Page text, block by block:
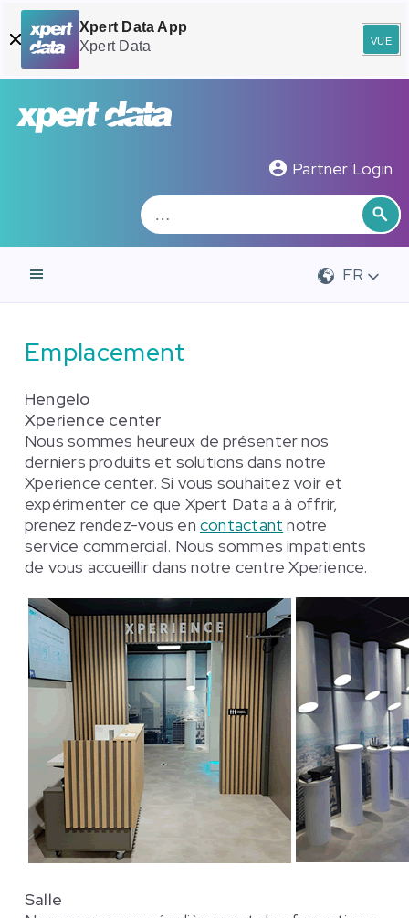
Xpert Data App
Xpert Data
vue
Partner Login
FR
Emplacement
Hengelo
Xperience center
Nous sommes heureux de présenter nos
derniers produits et solutions dans notre
Xperience center. Si vous souhaitez voir et
expérimenter ce que Xpert Data a à offrir,
prenez rendez-vous en contactant notre
service commercial. Nous sommes impatients
de vous accueillir dans notre centre Xperience.
Salle